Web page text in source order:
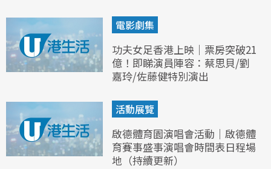
電影劇集
功夫女足香港上映｜票房突破21
億！即睇演員陣容：蔡思貝/劉
嘉玲/佐藤健特別演出
活動展覽
啟德體育園演唱會活動｜啟德體
育賽事盛事演唱會時間表日程場
地（持續更新）